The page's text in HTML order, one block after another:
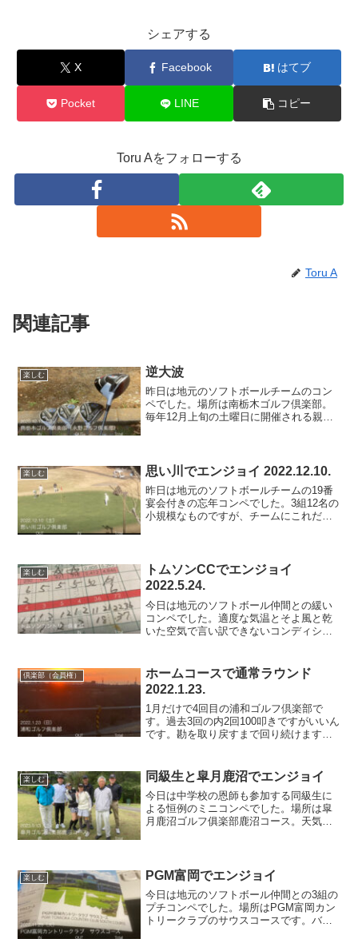
シェアする
X Facebook はてブ
Pocket LINE コピー
Toru Aをフォローする
Toru A
関連記事
楽しむ 逆大波
昨日は地元のソフトボールチームのコン
ペでした。場所は南栃木ゴルフ倶楽部。
毎年12月上旬の土曜日に開催される親善
半はリズムよく8番ホー...
楽しむ 思い川でエンジョイ 2022.12.10.
昨日は地元のソフトボールチームの19番
宴会付きの忘年コンペでした。3組12名の
小規模なものですが、チームにこれだけ
ました。場所は栃...
楽しむ
トムソンCCでエンジョイ
2022.5.24.
今日は地元のソフトボール仲間との緩い
コンペでした。適度な気温とそよ風と乾
いた空気で言い訳できないコンディショ
飛ばすし小技は上手いし勉強させて戴き
ましたが、その若者...
倶楽部（会員権）
ホームコースで通常ラウンド
2022.1.23.
1月だけで4回目の浦和ゴルフ倶楽部で
す。過去3回の内2回100叩きですがいいん
です。勘を取り戻すまで回り続けます
と思いましたが後半何とか落ち着きまし
た。今日も朝...
楽しむ 同級生と皐月鹿沼でエンジョイ
今日は中学校の恩師も参加する同級生に
よる恒例のミニコンペでした。場所は皐
月鹿沼ゴルフ俱楽部鹿沼コース。天気が
どうにか90が切れまし...
楽しむ PGM富岡でエンジョイ
今日は地元のソフトボール仲間との3組の
プチコンペでした。場所はPGM富岡カン
トリークラブのサウスコースです。バブ